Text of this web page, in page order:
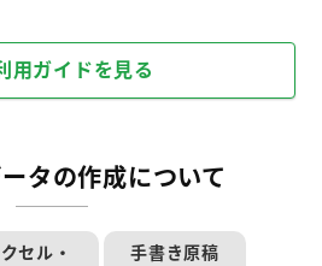
用ガイドを見る
タの作成について
セル・
手書き原稿